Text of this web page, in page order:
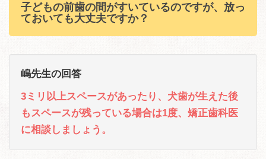
子どもの前歯の間がすいているのですが、放っ
ておいても大丈夫ですか？
嶋先生の回答
3ミリ以上スペースがあったり、犬歯が生えた後
もスペースが残っている場合は1度、矯正歯科医
に相談しましょう。